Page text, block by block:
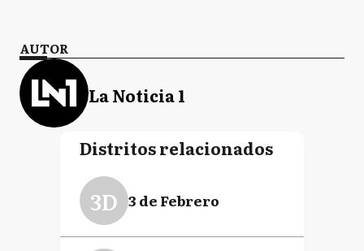
AUTOR
La Noticia 1
Distritos relacionados
3D 3 de Febrero